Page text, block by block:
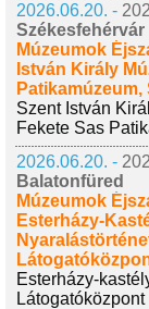
2026.06.20. -
Székesfehérvár
Múzeumok
István Király
Szent István
Fekete Sas
2026.06.20. -
Balatonfüred
Múzeumok
Esterházy-
Esterházy-
Látogatóközpont